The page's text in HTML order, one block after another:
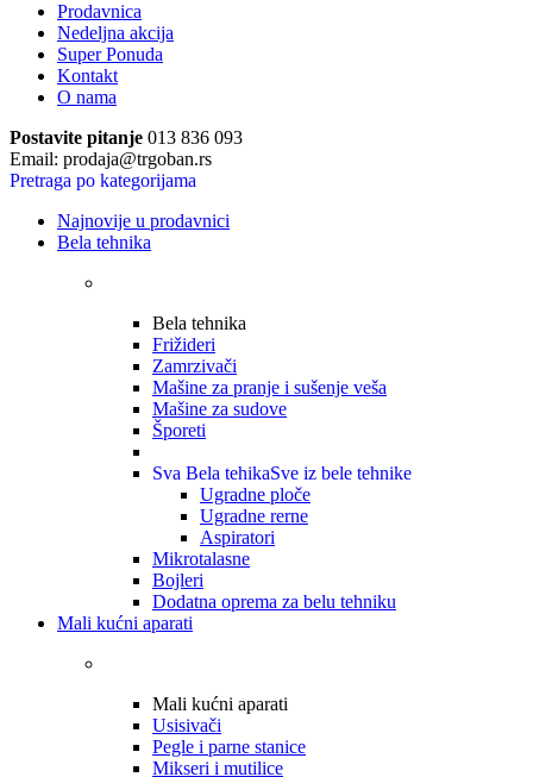
Prodavnica
Nedeljna akcija
Super Ponuda
Kontakt
O nama
Postavite pitanje 013 836 093
Email: prodaja@trgoban.rs
Pretraga po kategorijama
Najnovije u prodavnici
Bela tehnika
Bela tehnika
Frižideri
Zamrzivači
Mašine za pranje i sušenje veša
Mašine za sudove
Šporeti
Sva Bela tehikaSve iz bele tehnike
Ugradne ploče
Ugradne rerne
Aspiratori
Mikrotalasne
Bojleri
Dodatna oprema za belu tehniku
Mali kućni aparati
Mali kućni aparati
Usisivači
Pegle i parne stanice
Mikseri i mutilice